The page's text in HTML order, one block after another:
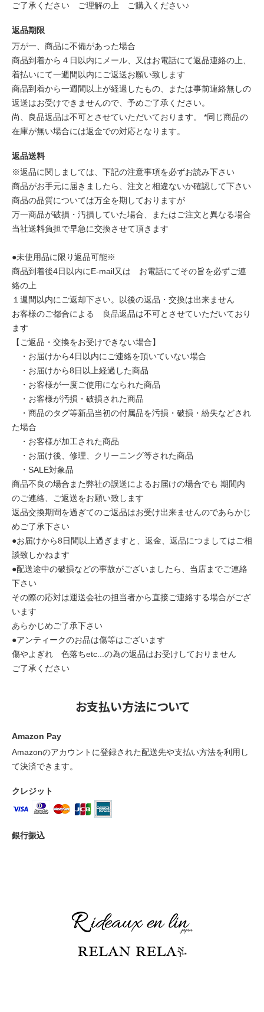
ご了承ください ご理解の上 ご購入ください♪
返品期限
万が一、商品に不備があった場合
商品到着から４日以内にメール、又はお電話にて返品連絡の上、
着払いにて一週間以内にご返送お願い致します
商品到着から一週間以上が経過したもの、または事前連絡無しの
返送はお受けできませんので、予めご了承ください。
尚、良品返品は不可とさせていただいております。 *同じ商品の
在庫が無い場合には返金での対応となります。
返品送料
※返品に関しましては、下記の注意事項を必ずお読み下さい
商品がお手元に届きましたら、注文と相違ないか確認して下さい
商品の品質については万全を期しておりますが
万一商品が破損・汚損していた場合、またはご注文と異なる場合
当社送料負担で早急に交換させて頂きます
●未使用品に限り返品可能※
商品到着後4日以内にE-mail又は お電話にてその旨を必ずご連
絡の上
１週間以内にご返却下さい。以後の返品・交換は出来ません
お客様のご都合による 良品返品は不可とさせていただいており
ます
【ご返品・交換をお受けできない場合】
・お届けから4日以内にご連絡を頂いていない場合
・お届けから8日以上経過した商品
・お客様が一度ご使用になられた商品
・お客様が汚損・破損された商品
・商品のタグ等新品当初の付属品を汚損・破損・紛失などされ
た場合
・お客様が加工された商品
・お届け後、修理、クリーニング等された商品
・SALE対象品
商品不良の場合また弊社の誤送によるお届けの場合でも 期間内
のご連絡、ご返送をお願い致します
返品交換期間を過ぎてのご返品はお受け出来ませんのであらかじ
めご了承下さい
●お届けから8日間以上過ぎますと、返金、返品につましてはご相
談致しかねます
●配送途中の破損などの事故がございましたら、当店までご連絡
下さい
その際の応対は運送会社の担当者から直接ご連絡する場合がござ
います
あらかじめご了承下さい
●アンティークのお品は傷等はございます
傷やよぎれ 色落ちetc...の為の返品はお受けしておりません
ご了承ください
お支払い方法について
Amazon Pay
Amazonのアカウントに登録された配送先や支払い方法を利用し
て決済できます。
クレジット
銀行振込